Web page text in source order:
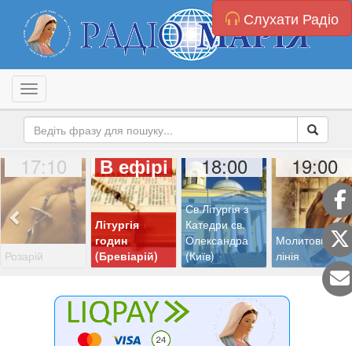
Слухати Радіо
Toggle navigation
17:10
Розарій
В ефірі
Літургія
годин
(Бревіарій)
18:00
Св.Літургія з
Катедри св.
Олександра
(Київ)
19:00
Молитовна
лінія